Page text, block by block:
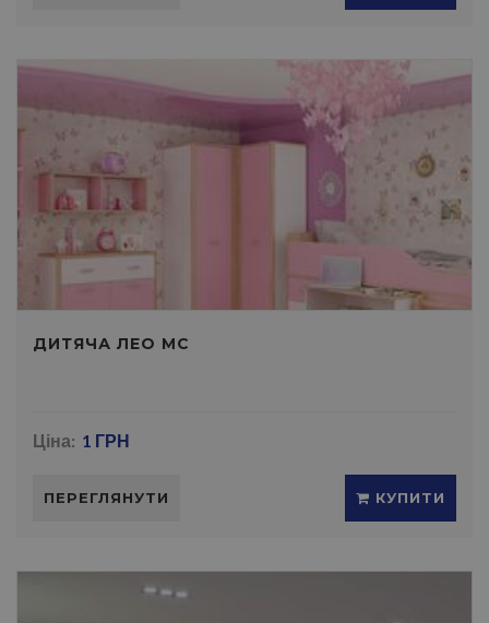
ДИТЯЧА ЛЕО МС
Ціна: 1 ГРН
ПЕРЕГЛЯНУТИ КУПИТИ